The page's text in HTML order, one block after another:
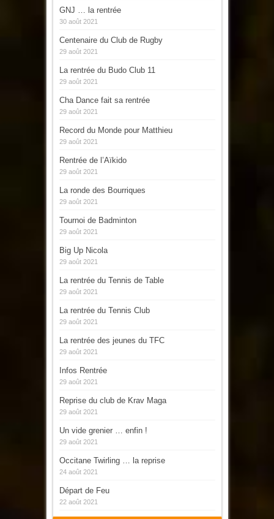
GNJ … la rentrée
30 août 2021
Centenaire du Club de Rugby
29 août 2021
La rentrée du Budo Club 11
29 août 2021
Cha Dance fait sa rentrée
29 août 2021
Record du Monde pour Matthieu
29 août 2021
Rentrée de l’Aïkido
29 août 2021
La ronde des Bourriques
29 août 2021
Tournoi de Badminton
29 août 2021
Big Up Nicola
29 août 2021
La rentrée du Tennis de Table
29 août 2021
La rentrée du Tennis Club
29 août 2021
La rentrée des jeunes du TFC
29 août 2021
Infos Rentrée
29 août 2021
Reprise du club de Krav Maga
29 août 2021
Un vide grenier … enfin !
29 août 2021
Occitane Twirling … la reprise
24 août 2021
Départ de Feu
22 août 2021